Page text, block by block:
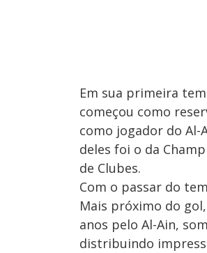
Em sua primeira
começou como
como jogador do
deles foi o da
de Clubes.
Com o passar do
Mais próximo do
anos pelo Al-Ain,
distribuindo